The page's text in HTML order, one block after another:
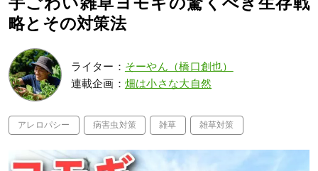
略とその対策法
ライター： そーやん（橋口創也）
連載企画： 畑は小さな大自然
アレロパシー 病害虫対策 雑草 雑草対策